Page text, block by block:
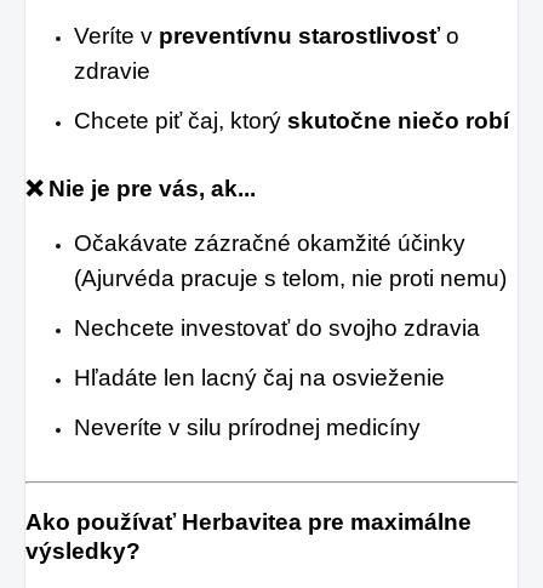
Veríte v preventívnu starostlivosťo
zdravie
Chcete piť čaj, ktorý skutočne niečo robí
❌ Nie je pre vás, ak...
Očakávate zázračné okamžité účinky
(Ajurvéda pracuje s telom, nie proti nemu)
Nechcete investovať do svojho zdravia
Hľadáte len lacný čaj na osvieženie
Neveríte v silu prírodnej medicíny
Ako používať Herbavitea pre maximálne
výsledky?